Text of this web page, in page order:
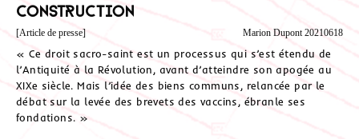
construction
[Article de presse] Marion Dupont 20210618
« Ce droit sacro-saint est un processus qui s’est étendu de
l’Antiquité à la Révolution, avant d’atteindre son apogée au
XIXe siècle. Mais l’idée des biens communs, relancée par le
débat sur la levée des brevets des vaccins, ébranle ses
fondations. »